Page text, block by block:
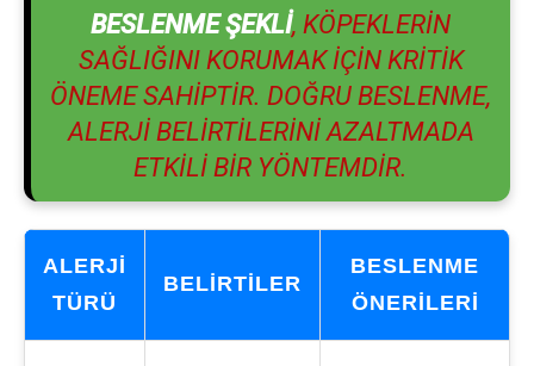
BESLENME ŞEKLI, KÖPEKLERIN
SAĞLIĞINI KORUMAK IÇIN KRITIK
ÖNEME SAHIPTIR. DOĞRU BESLENME,
ALERJI BELIRTILERINI AZALTMADA
ETKILI BIR YÖNTEMDIR.
ALERJI
TÜRÜ
BELIRTILER
BESLENME
ÖNERILERI